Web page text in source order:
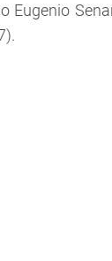
Eugenio